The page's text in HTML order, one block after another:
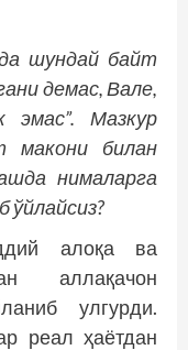
шундай байт
демас, Вале,
Мазкур
билан
нималарга
ўйлайсиз?
алоқа ва
аллақачон
улгурди.
реал ҳаётдан